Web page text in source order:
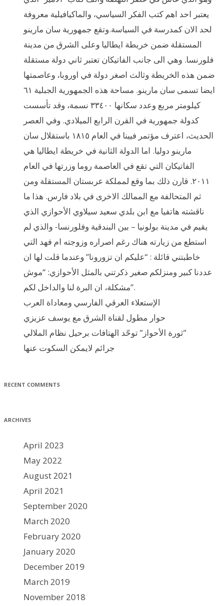
يعتبر احد اهم كتب الفكر السياسي، والماكيافيلية معروفة
لحد الان كمدرسة في السياسة.وتقع جمهورية سان مارينو
المستقلة ضمن خريطة ايطاليا وعلى الشرق من مدينة
فلورنسا. وهي الى جانب الفاتيكان تعتبر ثاني دولة مستقلة
ضمن هذه الخريطة وثالث اصغر دولة في اوروبا، وعاصمتها
ايضا تسمى سان مارينو. مساحة هذه الجمهورية الجبلية ٦١
كيلومتر مربع وعدد سكانها ٣٣٤٠٠ نسمة، وقد تأسست
كدولة جمهورية في القرن الرابع الميلادي. وفي العصر
الحديث، اعترف مؤتمر فيينا في العام ١٨١٥ باستقلال سان
مارينو دوليا. اما الدولة الثانية في خريطة ايطاليا هي
الفاتيكان التي تقع في العاصمة روما وزرتها في العام
٢٠١١. قارن ذلك بما وقع لمملكة عربستان المستقلة ومن
ثم المتحالفة مع الممالك الاخرى في بلاد فارس. هذا ما
ناقشته هاتفيا مع ابن بلدي سعيد سيلاوي الأحوازي الذي
يقيم في مدينة بولونيا – بين البندقية وفلورنسا- والذي لم
استطع من زيارته هناك رغم اصراره وزوجته ام فهد التي
خاطبتني قائلة : “عليكم ان تزورونا” وعندما قلت لها ان
عددنا كبير ومنزلكم صغير ذكرتني بالمثل الأحوازي: “موش
مشكلة، ان البرة لنا والداخل لكم”.
الإستعلاء العرقي الفارسي ومعاداة العرب
حوار مطول لقناة الشرق مع يوسف عزيزي
ثورة الأحواز” توحّد الهتافات برحيل نظام الملالي”
جرائم لايمكن السكوت عنها
RECENT COMMENTS
ARCHIVES
April 2023
May 2022
August 2021
April 2021
September 2020
March 2020
February 2020
January 2020
December 2019
March 2019
November 2018